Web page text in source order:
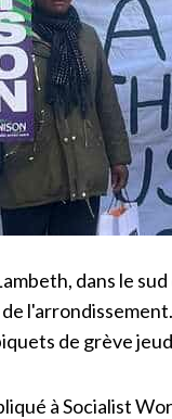
dans le
de grève
à Socialist